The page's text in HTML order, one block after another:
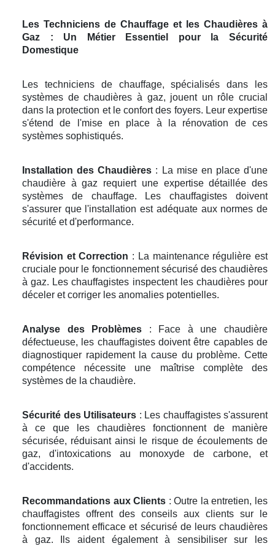
Les Techniciens de Chauffage et les Chaudières à
Gaz : Un Métier Essentiel pour la Sécurité
Domestique
Les techniciens de chauffage, spécialisés dans les
systèmes de chaudières à gaz, jouent un rôle crucial
dans la protection et le confort des foyers. Leur expertise
s'étend de l'mise en place à la rénovation de ces
systèmes sophistiqués.
Installation des Chaudières : La mise en place d'une
chaudière à gaz requiert une expertise détaillée des
systèmes de chauffage. Les chauffagistes doivent
s'assurer que l'installation est adéquate aux normes de
sécurité et d'performance.
Révision et Correction : La maintenance régulière est
cruciale pour le fonctionnement sécurisé des chaudières
à gaz. Les chauffagistes inspectent les chaudières pour
déceler et corriger les anomalies potentielles.
Analyse des Problèmes : Face à une chaudière
défectueuse, les chauffagistes doivent être capables de
diagnostiquer rapidement la cause du problème. Cette
compétence nécessite une maîtrise complète des
systèmes de la chaudière.
Sécurité des Utilisateurs : Les chauffagistes s'assurent
à ce que les chaudières fonctionnent de manière
sécurisée, réduisant ainsi le risque de écoulements de
gaz, d'intoxications au monoxyde de carbone, et
d'accidents.
Recommandations aux Clients : Outre la entretien, les
chauffagistes offrent des conseils aux clients sur le
fonctionnement efficace et sécurisé de leurs chaudières
à gaz. Ils aident également à sensibiliser sur les